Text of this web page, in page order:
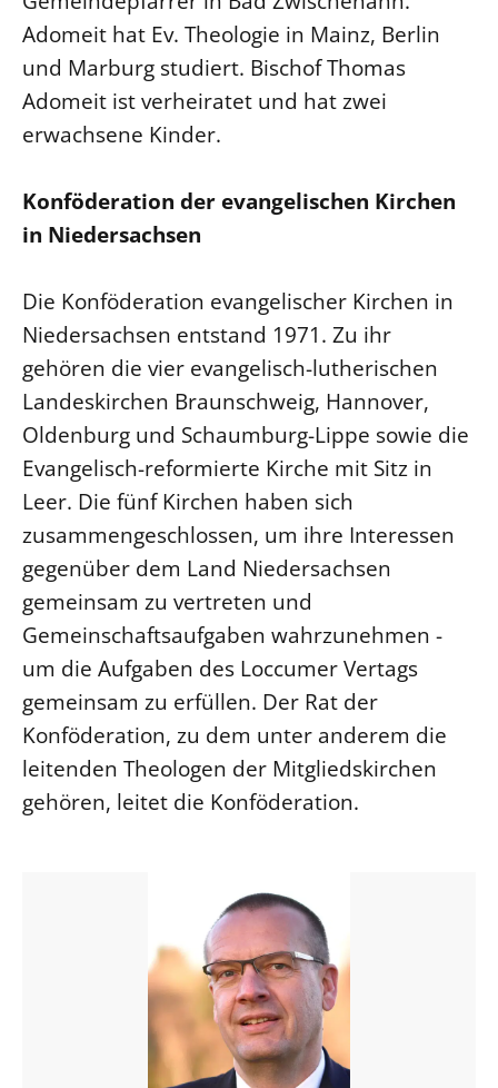
Adomeit hat Ev. Theologie in Mainz, Berlin
und Marburg studiert. Bischof Thomas
Adomeit ist verheiratet und hat zwei
erwachsene Kinder.
Konföderation der evangelischen Kirchen
in Niedersachsen
Die Konföderation evangelischer Kirchen in
Niedersachsen entstand 1971. Zu ihr
gehören die vier evangelisch-lutherischen
Landeskirchen Braunschweig, Hannover,
Oldenburg und Schaumburg-Lippe sowie die
Evangelisch-reformierte Kirche mit Sitz in
Leer. Die fünf Kirchen haben sich
zusammengeschlossen, um ihre Interessen
gegenüber dem Land Niedersachsen
gemeinsam zu vertreten und
Gemeinschaftsaufgaben wahrzunehmen -
um die Aufgaben des Loccumer Vertags
gemeinsam zu erfüllen. Der Rat der
Konföderation, zu dem unter anderem die
leitenden Theologen der Mitgliedskirchen
gehören, leitet die Konföderation.